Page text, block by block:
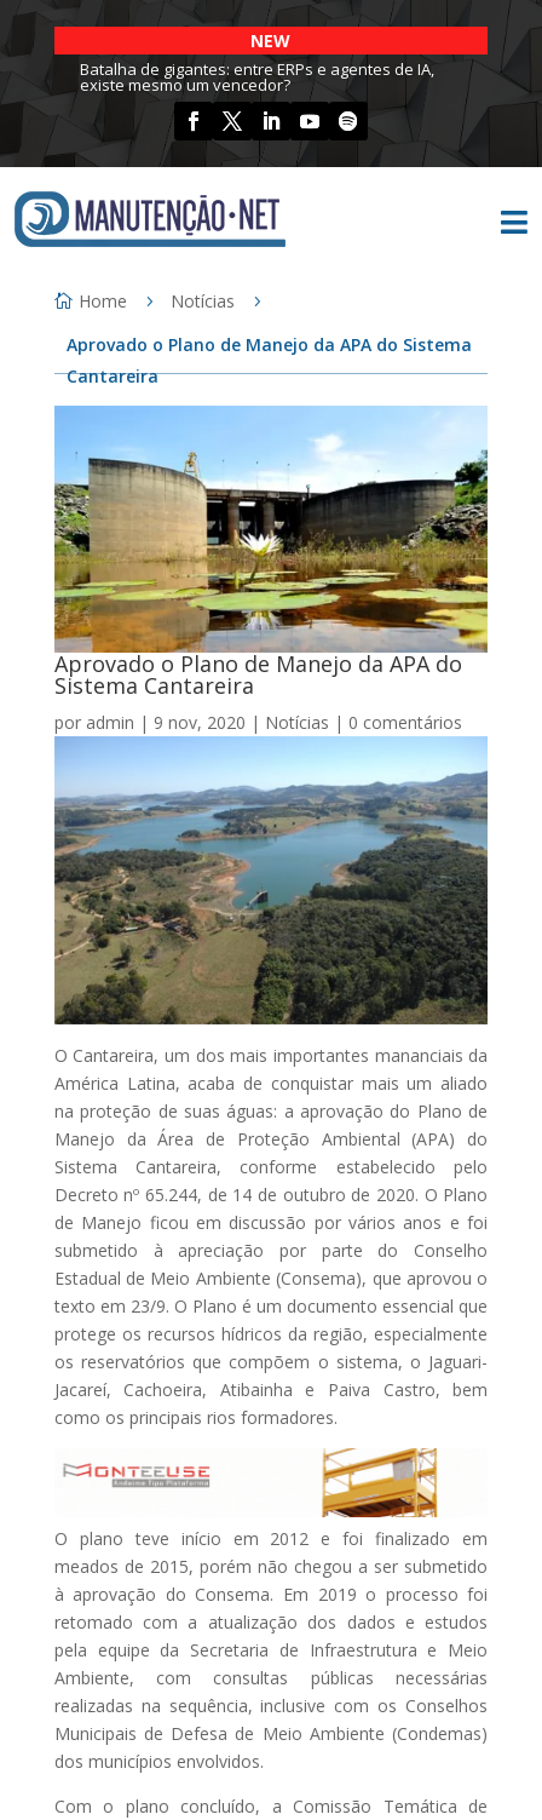
NEW
Batalha de gigantes: entre ERPs e agentes de IA,
existe mesmo um vencedor?

Home
Notícias
Aprovado o Plano de Manejo da APA do Sistema
Cantareira
Aprovado o Plano de Manejo da APA do
Sistema Cantareira
por admin | 9 nov, 2020 | Notícias | 0 comentários
O Cantareira, um dos mais importantes mananciais da
América Latina, acaba de conquistar mais um aliado
na proteção de suas águas: a aprovação do Plano de
Manejo da Área de Proteção Ambiental (APA) do
Sistema Cantareira, conforme estabelecido pelo
Decreto nº 65.244, de 14 de outubro de 2020. O Plano
de Manejo ficou em discussão por vários anos e foi
submetido à apreciação por parte do Conselho
Estadual de Meio Ambiente (Consema), que aprovou o
texto em 23/9. O Plano é um documento essencial que
protege os recursos hídricos da região, especialmente
os reservatórios que compõem o sistema, o Jaguari-
Jacareí, Cachoeira, Atibainha e Paiva Castro, bem
como os principais rios formadores.
O plano teve início em 2012 e foi finalizado em
meados de 2015, porém não chegou a ser submetido
à aprovação do Consema. Em 2019 o processo foi
retomado com a atualização dos dados e estudos
pela equipe da Secretaria de Infraestrutura e Meio
Ambiente, com consultas públicas necessárias
realizadas na sequência, inclusive com os Conselhos
Municipais de Defesa de Meio Ambiente (Condemas)
dos municípios envolvidos.
Com o plano concluído, a Comissão Temática de